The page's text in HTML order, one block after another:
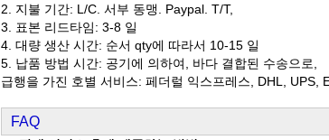
2. 지불 기간: L/C. 서부 동맹. Paypal. T/T,
3. 표본 리드타임: 3-8 일
4. 대량 생산 시간: 순서 qty에 따라서 10-15 일
5. 납품 방법 시간: 공기에 의하여, 바다 결합된 수송으로,
급행을 가진 호별 서비스: 페더럴 익스프레스, DHL, UPS,
FAQ